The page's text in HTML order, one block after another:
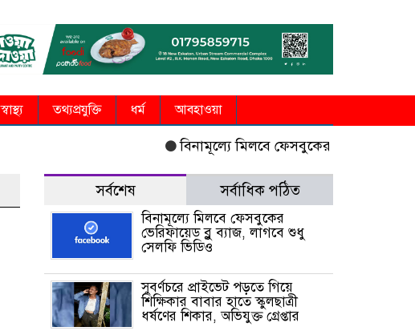
স্বাস্থ্য তথ্যপ্রযুক্তি ধর্ম আবহাওয়া
বিনামূল্যে মিলবে ফেসবুকের ভেরিফায়েড
সর্বশেষ সর্বাধিক পঠিত
বিনামূল্যে মিলবে ফেসবুকের
ভেরিফায়েড ব্লু ব্যাজ, লাগবে শুধু
সেলফি ভিডিও
সুবর্ণচরে প্রাইভেট পড়তে গিয়ে
শিক্ষিকার বাবার হাতে স্কুলছাত্রী
ধর্ষণের শিকার, অভিযুক্ত গ্রেপ্তার